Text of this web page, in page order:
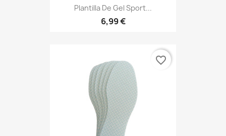
Plantilla De Gel Sport...
6,99 €
favorite_border